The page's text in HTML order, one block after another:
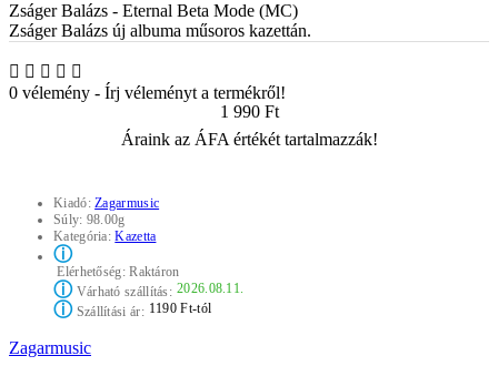
Zságer Balázs - Eternal Beta Mode (MC)
Zságer Balázs új albuma műsoros kazettán.
0 vélemény - Írj véleményt a termékről!
1 990 Ft
Áraink az ÁFA értékét tartalmazzák!
Kiadó:Zagarmusic
Súly: 98.00g
Kategória:Kazetta
ⓘ
Elérhetőség:Raktáron
ⓘVárható szállítás: 2026.08.11.
ⓘSzállítási ár: 1190 Ft-tól
Zagarmusic